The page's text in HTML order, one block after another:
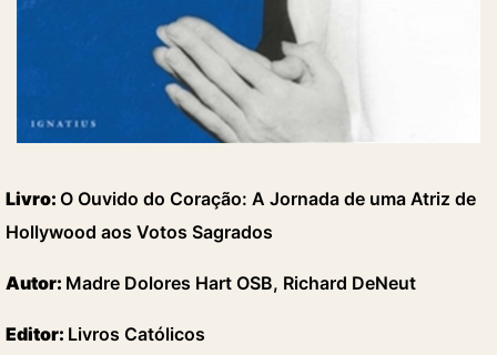
Livro: O Ouvido do Coração: A Jornada de uma Atriz de
Hollywood aos Votos Sagrados
Autor: Madre Dolores Hart OSB, Richard DeNeut
Editor: Livros Católicos